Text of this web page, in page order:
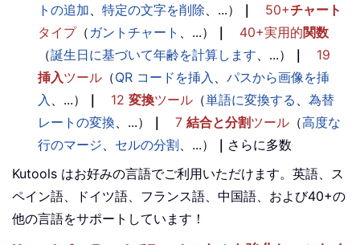
トの追加
特定の文字を削除 、...） ｜ 50+チャート
タイプ（ ガントチャート 、...） ｜ 40+実用的関数
（誕生日に基づいて年齢を計算します 、...） ｜
19
挿入ツール （QR コードを挿入
パスから画像を挿
入
、...） ｜ 12 変換ツール （単語に変換する
為替
レートの変換 、...） ｜ 7 結合と分割ツール （高度な
行のマージ
セルの分割 、...） ｜ さらに多数
Kutools はお好みの言語でご利用いただけます。英語、ス
ペイン語、ドイツ語、フランス語、中国語、および40+の
他の言語をサポートしています！